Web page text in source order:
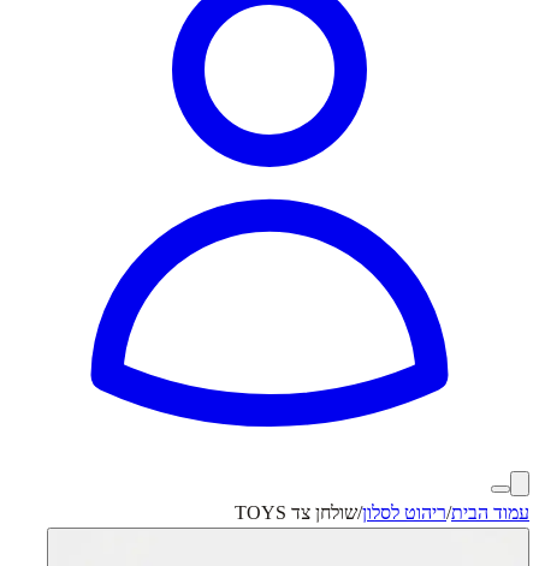
עמוד הבית/ריהוט לסלון/שולחן צד TOYS